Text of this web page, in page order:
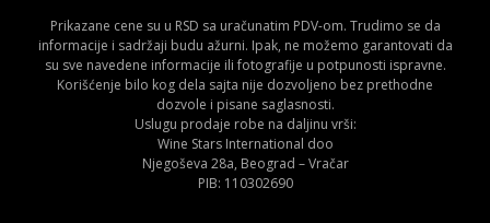
Prikazane cene su u RSD sa uračunatim PDV-om. Trudimo se da
informacije i sadržaji budu ažurni. Ipak, ne možemo garantovati da
su sve navedene informacije ili fotografije u potpunosti ispravne.
Korišćenje bilo kog dela sajta nije dozvoljeno bez prethodne
dozvole i pisane saglasnosti.
Uslugu prodaje robe na daljinu vrši:
Wine Stars International doo
Njegoševa 28a, Beograd – Vračar
PIB: 110302690